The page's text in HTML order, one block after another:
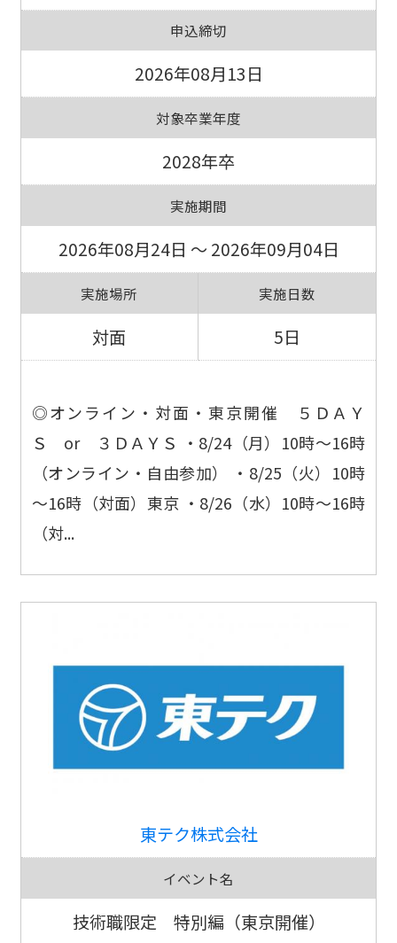
申込締切
2026年08月13日
対象卒業年度
2028年卒
実施期間
2026年08月24日 ～ 2026年09月04日
実施場所
対面
実施日数
5日
◎オンライン・対面・東京開催 ５ＤＡＹ
Ｓ or ３ＤＡＹＳ ・8/24（月）10時～16時
（オンライン・自由参加） ・8/25（火）10時
～16時（対面）東京 ・8/26（水）10時～16時
（対...
東テク株式会社
イベント名
技術職限定 特別編（東京開催）